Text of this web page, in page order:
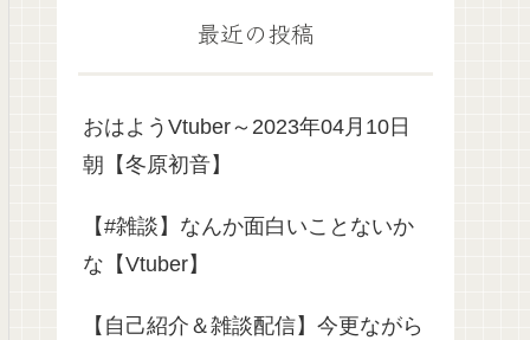
最近の投稿
おはようVtuber～2023年04月10日
朝【冬原初音】
【#雑談】なんか面白いことないか
な【Vtuber】
【自己紹介＆雑談配信】今更ながら